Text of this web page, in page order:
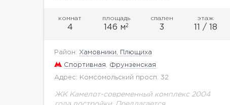
комнат
4
площадь
146 м2
спален
3
этаж
11 / 18
Район: Хамовники, Плющиха
Спортивная Фрунзенская
Адрес: Комсомольский просп. 32
ЖК Камелот-современный комплекс 2004